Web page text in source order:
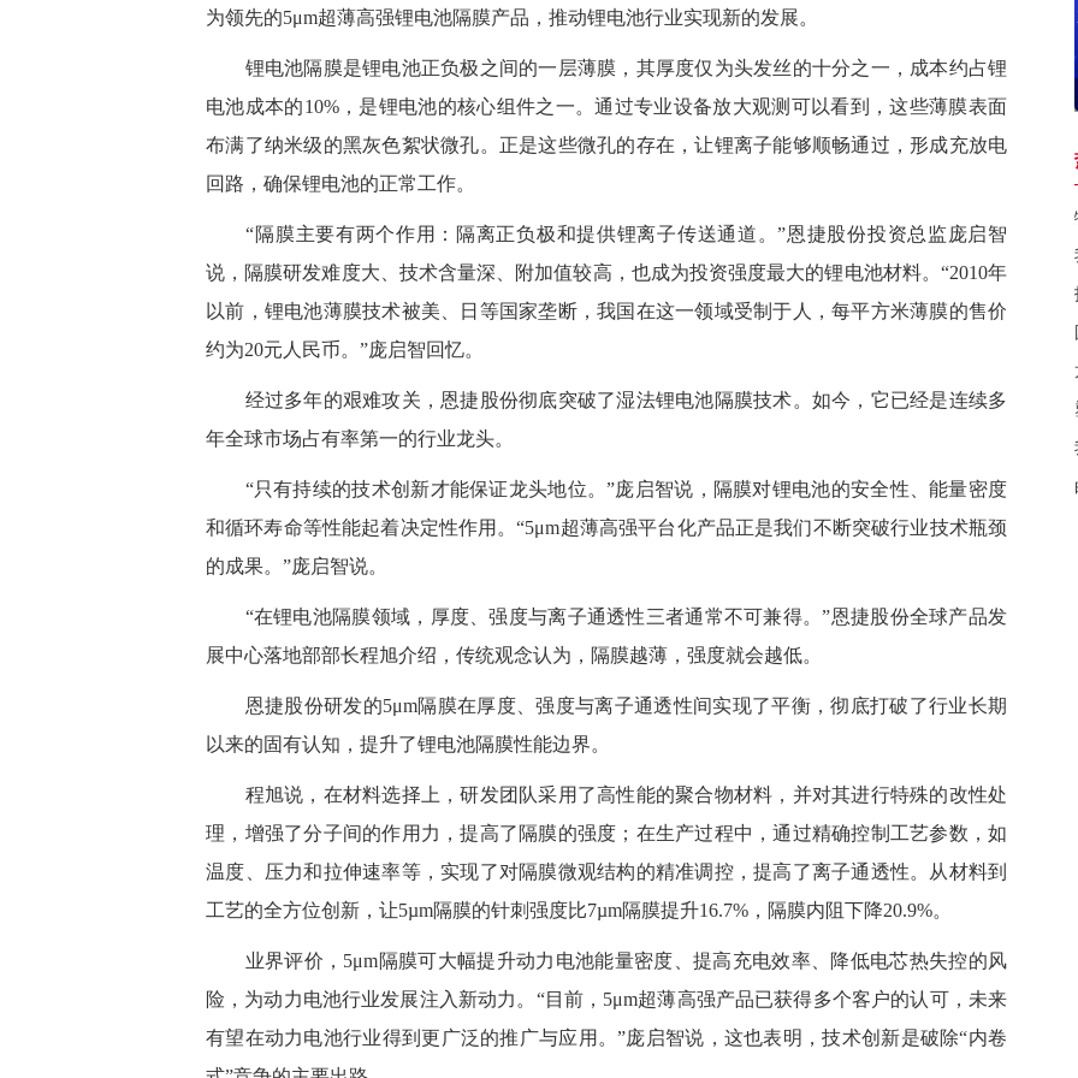
为领先的5μm超薄高强锂电池隔膜产品，推动锂电池行业实现新的发展。
锂电池隔膜是锂电池正负极之间的一层薄膜，其厚度仅为头发丝的十分之一，成本约占锂
电池成本的10%，是锂电池的核心组件之一。通过专业设备放大观测可以看到，这些薄膜表面
布满了纳米级的黑灰色絮状微孔。正是这些微孔的存在，让锂离子能够顺畅通过，形成充放电
回路，确保锂电池的正常工作。
“隔膜主要有两个作用：隔离正负极和提供锂离子传送通道。”恩捷股份投资总监庞启智
说，隔膜研发难度大、技术含量深、附加值较高，也成为投资强度最大的锂电池材料。“2010年
以前，锂电池薄膜技术被美、日等国家垄断，我国在这一领域受制于人，每平方米薄膜的售价
约为20元人民币。”庞启智回忆。
经过多年的艰难攻关，恩捷股份彻底突破了湿法锂电池隔膜技术。如今，它已经是连续多
年全球市场占有率第一的行业龙头。
“只有持续的技术创新才能保证龙头地位。”庞启智说，隔膜对锂电池的安全性、能量密度
和循环寿命等性能起着决定性作用。“5μm超薄高强平台化产品正是我们不断突破行业技术瓶颈
的成果。”庞启智说。
“在锂电池隔膜领域，厚度、强度与离子通透性三者通常不可兼得。”恩捷股份全球产品发
展中心落地部部长程旭介绍，传统观念认为，隔膜越薄，强度就会越低。
恩捷股份研发的5μm隔膜在厚度、强度与离子通透性间实现了平衡，彻底打破了行业长期
以来的固有认知，提升了锂电池隔膜性能边界。
程旭说，在材料选择上，研发团队采用了高性能的聚合物材料，并对其进行特殊的改性处
理，增强了分子间的作用力，提高了隔膜的强度；在生产过程中，通过精确控制工艺参数，如
温度、压力和拉伸速率等，实现了对隔膜微观结构的精准调控，提高了离子通透性。从材料到
工艺的全方位创新，让5µm隔膜的针刺强度比7µm隔膜提升16.7%，隔膜内阻下降20.9%。
业界评价，5μm隔膜可大幅提升动力电池能量密度、提高充电效率、降低电芯热失控的风
险，为动力电池行业发展注入新动力。“目前，5μm超薄高强产品已获得多个客户的认可，未来
有望在动力电池行业得到更广泛的推广与应用。”庞启智说，这也表明，技术创新是破除“内卷